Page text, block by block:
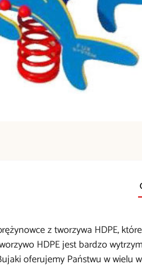
z tworzywa HDPE,
HDPE jest bardzo
oferujemy Państwu w wielu